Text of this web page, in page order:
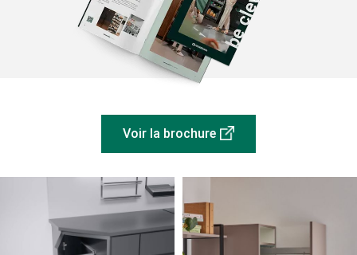
Voir la brochure